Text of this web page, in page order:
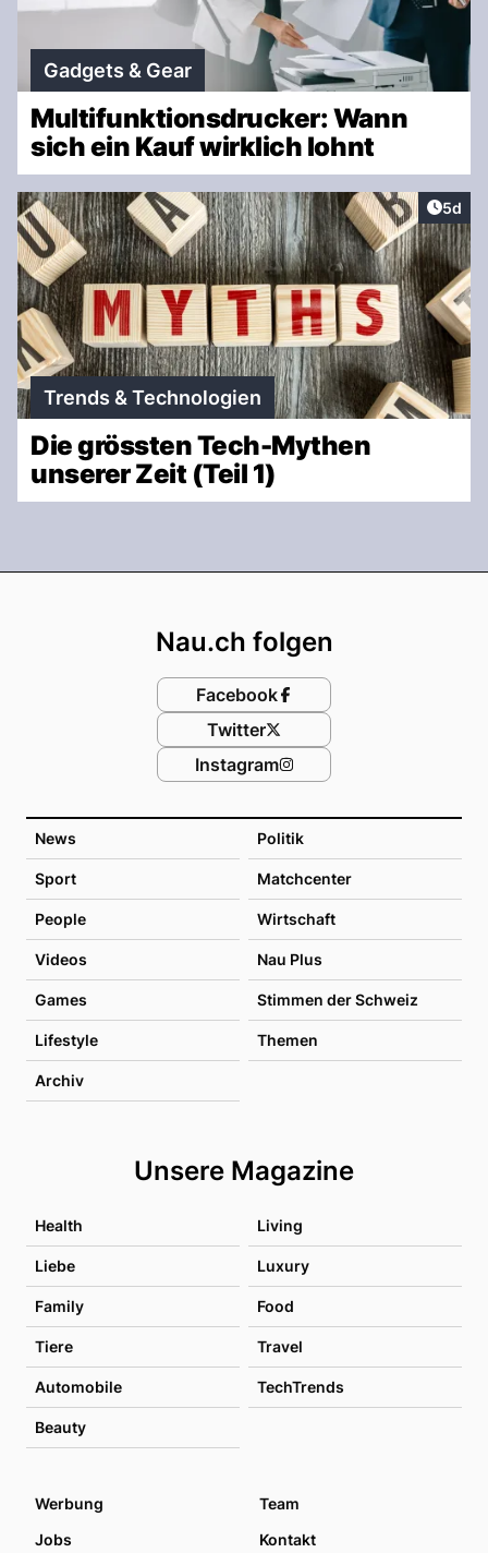
Gadgets & Gear
Multifunktionsdrucker: Wann
sich ein Kauf wirklich lohnt
5d
Trends & Technologien
Die grössten Tech-Mythen
unserer Zeit (Teil 1)
News Politik
Sport Matchcenter
People Wirtschaft
Videos Nau Plus
Games Stimmen der Schweiz
Lifestyle Themen
Archiv
Unsere Magazine
Health Living
Liebe Luxury
Family Food
Tiere Travel
Automobile TechTrends
Beauty
Nau.ch folgen
Facebook
Twitter
Instagram
Werbung
Team
Jobs
Kontakt